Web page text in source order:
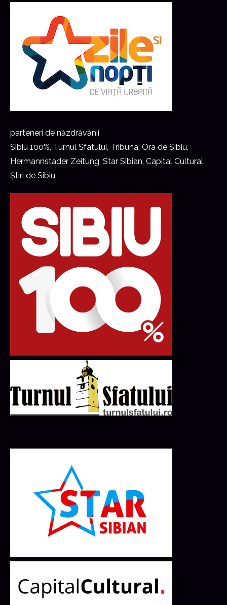
parteneri de năzdrăvănii
Sibiu 100%, Turnul Sfatului, Tribuna, Ora de Sibiu,
Hermannstader Zeitung, Star Sibian, Capital Cultural,
Știri de Sibiu